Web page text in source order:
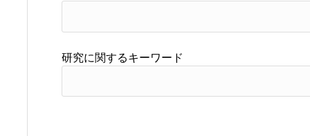
研究に関するキーワード